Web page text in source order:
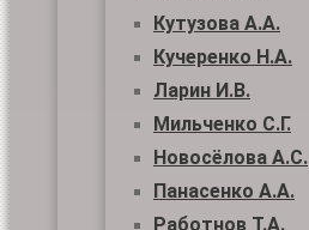
Кутузова А.А.
Кучеренко Н.А.
Ларин И.В.
Мильченко С.Г.
Новосёлова А.С.
Панасенко А.А.
Работнов Т.А.